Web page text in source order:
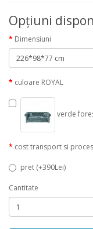
Opţiuni
Dimensiuni
culoare ROYAL
verde
cost transport si
pret (+390Lei)
Cantitate